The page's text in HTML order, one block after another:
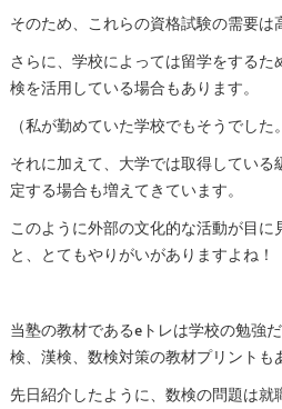
そのため、これらの資格試験の需要は
さらに、学校によっては留学をする
検を活用している場合もあります。
（私が勤めていた学校でもそうでした
それに加えて、大学では取得してい
定する場合も増えてきています。
このように外部の文化的な活動が目
と、とてもやりがいがありますよね！
当塾の教材であるeトレは学校の勉強
検、漢検、数検対策の教材プリントも
先日紹介したように、数検の問題は就